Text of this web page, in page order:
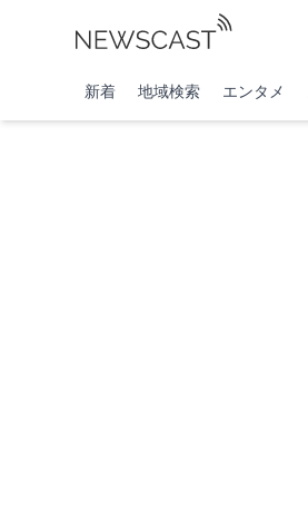
新着 地域検索 エンタメ